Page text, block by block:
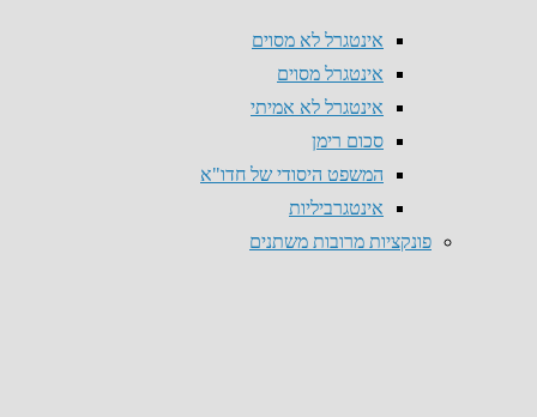
אינטגרל לא מסוים
אינטגרל מסוים
אינטגרל לא אמיתי
סכום רימן
המשפט היסודי של חדו"א
אינטגרביליות
פונקציות מרובות משתנים